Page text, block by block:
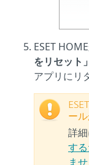
ESET
をリセット
アプリにリ
ー
詳
す
ま